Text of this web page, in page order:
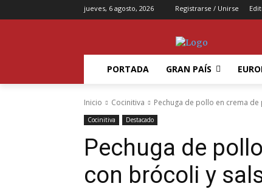
jueves, 6 agosto, 2026 Registrarse / Unirse
PORTADA GRAN PAÍS
Inicio Cocinitiva Pechuga de pollo en crema
Cocinitiva Destacado
Pechuga de
con brócoli y